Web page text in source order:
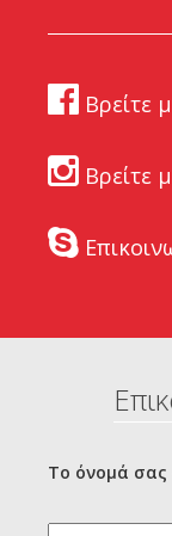
Βρείτε
Βρείτε
Το όνομά